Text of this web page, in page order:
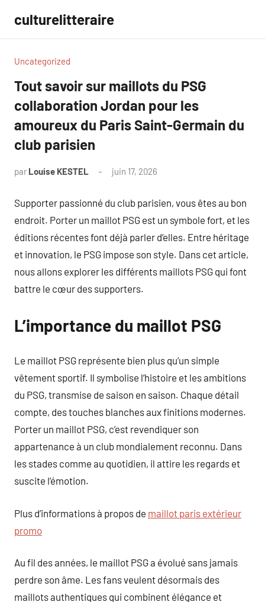
contenu
culturelitteraire
Uncategorized
Tout savoir sur maillots du PSG
collaboration Jordan pour les
amoureux du Paris Saint-Germain du
club parisien
par Louise KESTEL juin 17, 2026
Supporter passionné du club parisien, vous êtes au bon
endroit. Porter un maillot PSG est un symbole fort, et les
éditions récentes font déjà parler d’elles. Entre héritage
et innovation, le PSG impose son style. Dans cet article,
nous allons explorer les différents maillots PSG qui font
battre le cœur des supporters.
L’importance du maillot PSG
Le maillot PSG représente bien plus qu’un simple
vêtement sportif. Il symbolise l’histoire et les ambitions
du PSG, transmise de saison en saison. Chaque détail
compte, des touches blanches aux finitions modernes.
Porter un maillot PSG, c’est revendiquer son
appartenance à un club mondialement reconnu. Dans
les stades comme au quotidien, il attire les regards et
suscite l’émotion.
Plus d’informations à propos de maillot paris extérieur
promo
Au fil des années, le maillot PSG a évolué sans jamais
perdre son âme. Les fans veulent désormais des
maillots authentiques qui combinent élégance et